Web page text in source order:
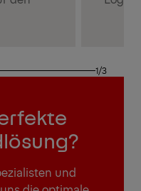
1/3
und